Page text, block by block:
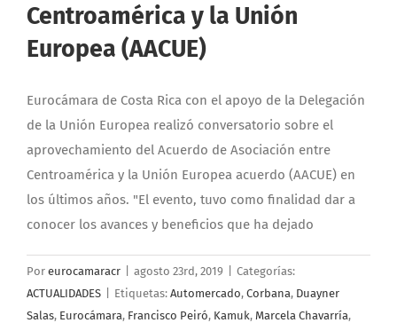
Centroamérica y la Unión
Europea (AACUE)
Eurocámara de Costa Rica con el apoyo de la Delegación
de la Unión Europea realizó conversatorio sobre el
aprovechamiento del Acuerdo de Asociación entre
Centroamérica y la Unión Europea acuerdo (AACUE) en
los últimos años. "El evento, tuvo como finalidad dar a
conocer los avances y beneficios que ha dejado
Por eurocamaracr agosto 23rd, 2019
Categorías:
ACTUALIDADES
Etiquetas: Automercado, Corbana, Duayner
Salas, Eurocámara, Francisco Peiró, Kamuk, Marcela Chavarría,